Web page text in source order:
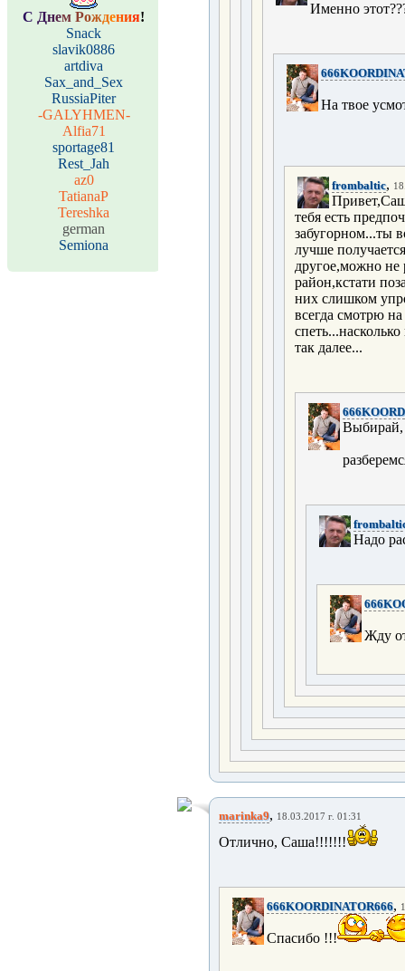
С Днем Рождения!
Snack
slavik0886
artdiva
Sax_and_Sex
RussiaPiter
-GALYHMEN-
Alfia71
sportage81
Rest_Jah
az0
TatianaP
Tereshka
german
Semiona
Именно
На твое
frombaltic,
тебя есть
забугорном...ты
лучше
другое,можно не
район,кстати
них слишком
всегда смотрю
так далее...
Выбирай,
Надо
Жду
marinka9, 18.03.2017 г. 01:31
Отлично, Саша!!!!!!!
666KOORDINATOR666,
Спасибо !!!